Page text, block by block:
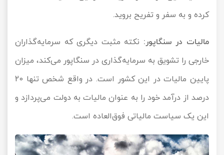
کرده و به سفر و تفریح بروید.
مالیات در سنگاپور: نکته مثبت دیگری که سرمایه‌گذاران
خارجی را تشویق به سرمایه‌گذاری در سنگاپور می‌کند، میزان
پایین مالیات در این کشور است. در واقع شخص تنها 20
درصد از درآمد خود را به عنوان مالیات به دولت می‌پردازد و
این یک سیاست مالیاتی فوق‌العاده است.